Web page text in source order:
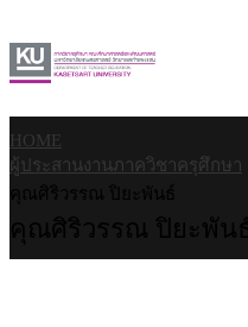
HOME
ผู้ประสานงานภาควิชาครุศึกษา